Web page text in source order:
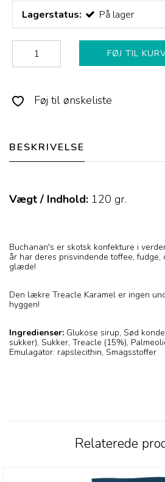
Lagerstatus: På lager
FØJ TIL
Føj til ønskeliste
BESKRIVELSE
Vægt / Indhold: 120 gr.
Buchanan's er skotsk konfekture i
år har deres prisvindende toffee,
glæde!
Den lækre Treacle Karamel er ingen
hyggen!
Ingredienser: Glukose sirup, Sød
sukker), Sukker, Treacle (15%),
Emulagator: rapslecithin, Smagsstoffer
Relaterede